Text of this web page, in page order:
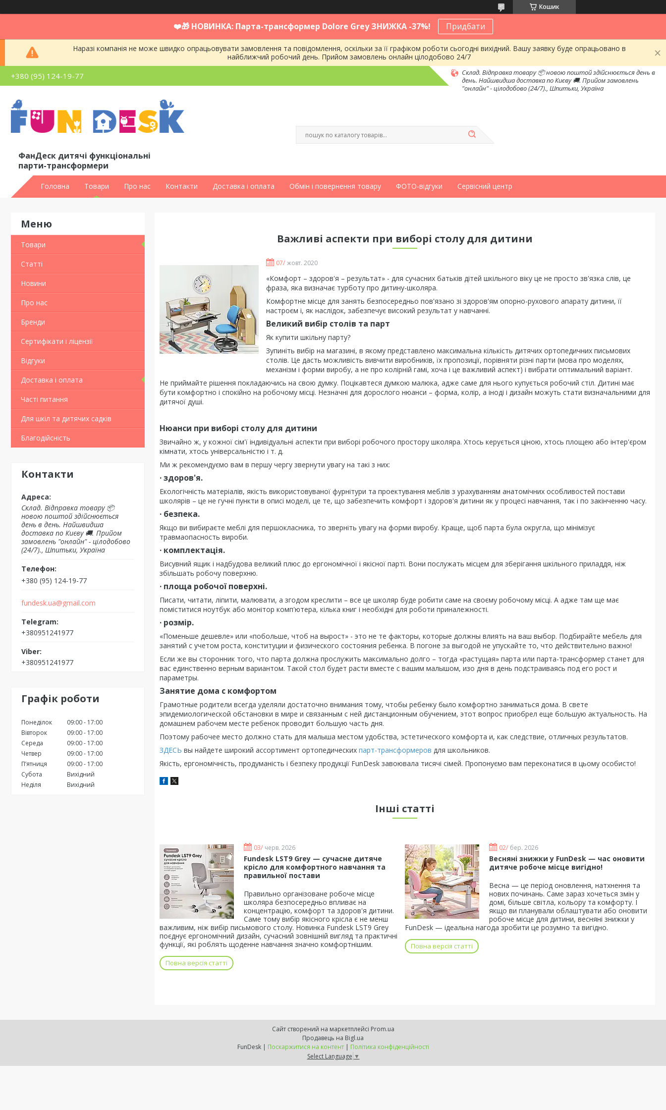
Кошик
❤️🎁 НОВИНКА: Парта-трансформер Dolore Grey ЗНИЖКА -37%! Придбати
Наразі компанія не може швидко опрацьовувати замовлення та повідомлення, оскільки за її графіком роботи сьогодні вихідний. Вашу заявку буде опрацьовано в
найближчий робочий день. Прийом замовлень онлайн цілодобово 24/7
+380 (95) 124-19-77
Склад. Відправка товару 📦 новою поштой здійснюється день в
день. Найшвидша доставка по Києву 🚚. Прийом замовлень
"онлайн" - цілодобово (24/7)., Шпитьки, Україна
ФанДеск дитячі функціональні
парти-трансформери
Головна Товари Про нас Контакти Доставка і оплата Обмін і повернення товару ФОТО-відгуки Сервісний центр
Товари
Статті
Новини
Про нас
Бренди
Сертифікати і ліцензії
Відгуки
Доставка і оплата
Часті питання
Для шкіл та дитячих садків
Благодійсність
Контакти
Склад. Відправка товару 📦
новою поштой здійснюється
день в день. Найшвидша
доставка по Києву 🚚. Прийом
замовлень "онлайн" - цілодобово
(24/7)., Шпитьки, Україна
+380 (95) 124-19-77
fundesk.ua@gmail.com
+380951241977
+380951241977
Графік роботи
Понеділок 09:00
17:00
Вівторок
09:00
17:00
Середа
09:00
17:00
Четвер
09:00
17:00
Пʼятниця
09:00
17:00
Субота
Вихідний
Неділя
Вихідний
Важливі аспекти при виборі столу для дитини
07/ жовт. 2020
«Комфорт – здоров'я – результат» - для сучасних батьків дітей шкільного віку це не просто зв'язка слів, це
фраза, яка визначає турботу про дитину-школяра.
Комфортне місце для занять безпосередньо пов'язано зі здоров'ям опорно-рухового апарату дитини, її
настроєм і, як наслідок, забезпечує високий результат у навчанні.
Великий вибір столів та парт
Як купити шкільну парту?
Зупиніть вибір на магазині, в якому представлено максимальна кількість дитячих ортопедичних письмових
столів. Це дасть можливість вивчити виробників, їх пропозиції, порівняти різні парти (мова про моделях,
механізм і форми виробу, а не про колірній гамі, хоча і це важливий аспект) і вибрати оптимальний варіант.
Не приймайте рішення покладаючись на свою думку. Поцікавтеся думкою малюка, адже саме для нього купується робочий стіл. Дитині має
бути комфортно і спокійно на робочому місці. Незначні для дорослого нюанси – форма, колір, а іноді і дизайн можуть стати визначальними для
дитячої душі.
Нюанси при виборі столу для дитини
Звичайно ж, у кожної сім'ї індивідуальні аспекти при виборі робочого простору школяра. Хтось керується ціною, хтось площею або інтер'єром
кімнати, хтось універсальністю і т. д.
Ми ж рекомендуємо вам в першу чергу звернути увагу на такі з них:
· здоров'я.
Екологічність матеріалів, якість використовуваної фурнітури та проектування меблів з урахуванням анатомічних особливостей постави
школярів – це не гучні пункти в описі моделі, це те, що забезпечить комфорт і здоров'я дитини як у процесі навчання, так і по закінченню часу.
· безпека.
Якщо ви вибираєте меблі для першокласника, то зверніть увагу на форми виробу. Краще, щоб парта була округла, що мінімізує
травмаопасность вироби.
· комплектація.
Висувний ящик і надбудова великий плюс до ергономічної і якісної парті. Вони послужать місцем для зберігання шкільного приладдя, ніж
збільшать робочу поверхню.
· площа робочої поверхні.
Писати, читати, ліпити, малювати, а згодом креслити – все це школяр буде робити саме на своєму робочому місці. А адже там ще має
поміститися ноутбук або монітор комп'ютера, кілька книг і необхідні для роботи приналежності.
· розмір.
«Поменьше дешевле» или «побольше, чтоб на вырост» - это не те факторы, которые должны влиять на ваш выбор. Подбирайте мебель для
занятий с учетом роста, конституции и физического состояния ребенка. В погоне за выгодой не упускайте то, что действительно важно!
Если же вы сторонник того, что парта должна прослужить максимально долго – тогда «растущая» парта или парта-трансформер станет для
вас единственно верным вариантом. Такой стол будет расти вместе с вашим малышом, изо дня в день подстраиваясь под его рост и
параметры.
Занятие дома с комфортом
Грамотные родители всегда уделяли достаточно внимания тому, чтобы ребенку было комфортно заниматься дома. В свете
эпидемиологической обстановки в мире и связанным с ней дистанционным обучением, этот вопрос приобрел еще большую актуальность. На
домашнем рабочем месте ребенок проводит большую часть дня.
Поэтому рабочее место должно стать для малыша местом удобства, эстетического комфорта и, как следствие, отличных результатов.
ЗДЕСЬ вы найдете широкий ассортимент ортопедических парт-трансформеров для школьников.
Якість, ергономічність, продуманість і безпеку продукції FunDesk завоювала тисячі сімей. Пропонуємо вам переконатися в цьому особисто!
Інші статті
03/ черв. 2026
Fundesk LST9 Grey — сучасне дитяче
крісло для комфортного навчання та
правильної постави
Правильно організоване робоче місце
школяра безпосередньо впливає на
концентрацію, комфорт та здоров'я дитини.
Саме тому вибір якісного крісла є не менш
важливим, ніж вибір письмового столу. Новинка Fundesk LST9 Grey
поєднує ергономічний дизайн, сучасний зовнішній вигляд та практичні
функції, які роблять щоденне навчання значно комфортнішим.
Повна версія статті
02/ бер. 2026
Весняні знижки у FunDesk — час оновити
дитяче робоче місце вигідно!
Весна — це період оновлення, натхнення та
нових починань. Саме зараз хочеться змін у
домі, більше світла, кольору та комфорту. І
якщо ви планували облаштувати або оновити
робоче місце для дитини, весняні знижки у
FunDesk — ідеальна нагода зробити це розумно та вигідно.
Повна версія статті
Сайт створений на маркетплейсі Prom.ua
Продавець на Bigl.ua
FunDesk | Поскаржитися на контент | Політика конфіденційності
Select Language ▼